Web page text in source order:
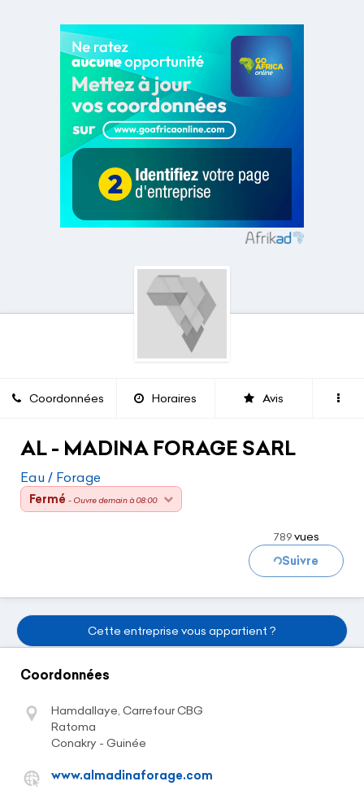
Coordonnées Horaires Avis
AL - MADINA FORAGE SARL
Eau / Forage
Fermé - Ouvre demain à 08:00
789vues
Chargement...Suivre
Cette entreprise vous appartient ?
Coordonnées
Hamdallaye, Carrefour CBG
Ratoma
Conakry - Guinée
www.almadinaforage.com